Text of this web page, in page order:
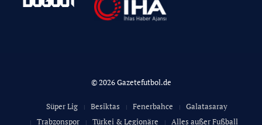
© 2026 Gazetefutbol.de
Süper Lig Besiktas Fenerbahce
Galatasaray
Trabzonspor
Türkei & Legionäre Alles außer Fußball